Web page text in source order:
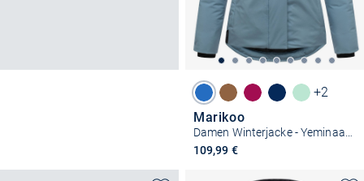
+2
Marikoo
Damen Winterjacke - Yeminaa 16
109,99 €